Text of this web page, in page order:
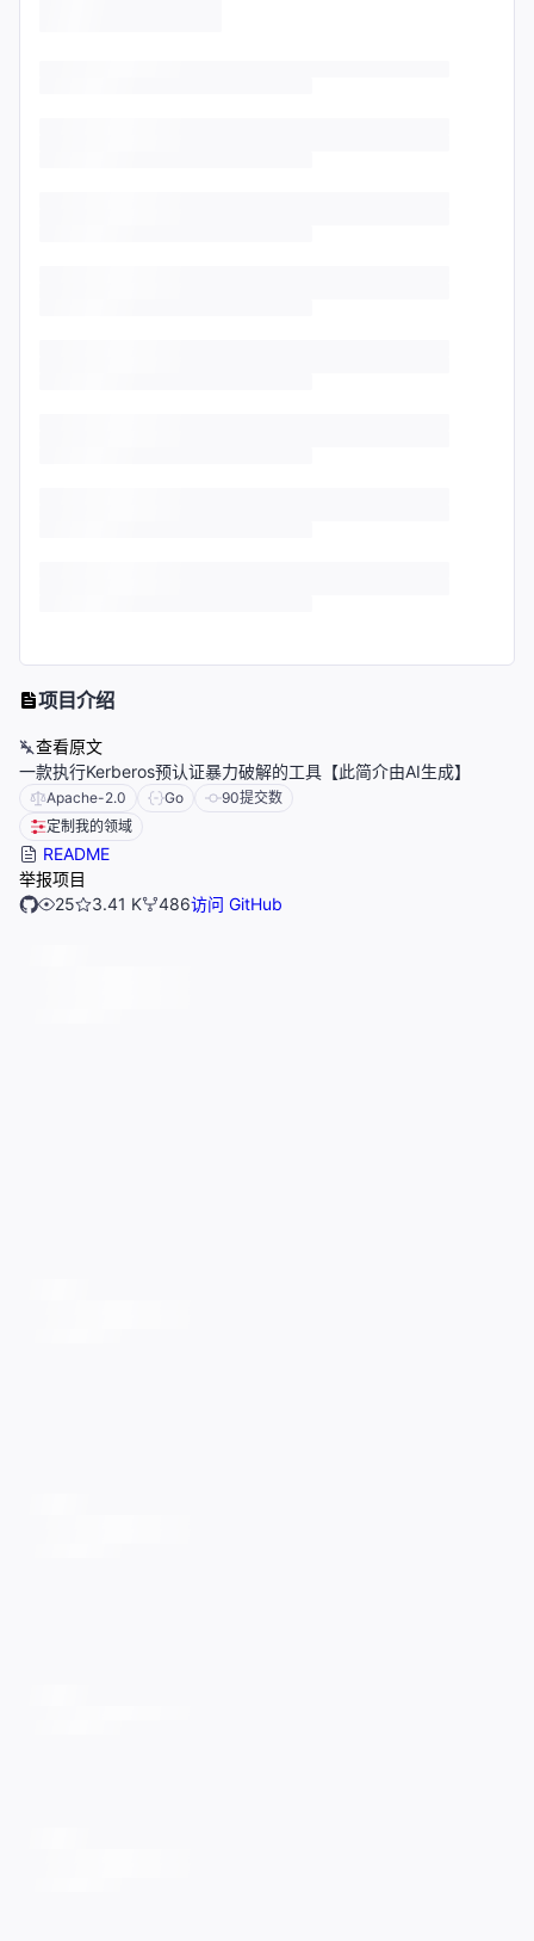
项目介绍
查看原文
一款执行Kerberos预认证暴力破解的工具【此简介由AI生成】
Apache-2.0 Go 90提交数
定制我的领域
README
举报项目
25
3.41 K 486访问 GitHub